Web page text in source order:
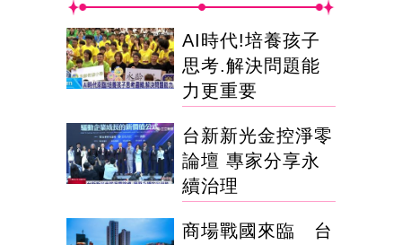
AI時代!培養孩子
思考.解決問題能
力更重要
台新新光金控淨零
論壇 專家分享永
續治理
商場戰國來臨 台